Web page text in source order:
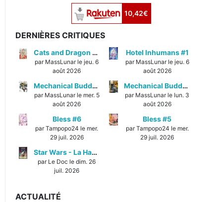
10,42€
DERNIÈRES CRITIQUES
Cats and Dragon #3
par MassLunar le jeu. 6
août 2026
Hotel Inhumans #1
par MassLunar le jeu. 6
août 2026
Mechanical Buddy Universe #1
par MassLunar le mer. 5
août 2026
Mechanical Buddy Universe #0
par MassLunar le lun. 3
août 2026
Bless #6
par Tampopo24 le mer.
29 juil. 2026
Bless #5
par Tampopo24 le mer.
29 juil. 2026
Star Wars - La Haute République - Un équilibre fragile
par Le Doc le dim. 26
juil. 2026
ACTUALITÉ